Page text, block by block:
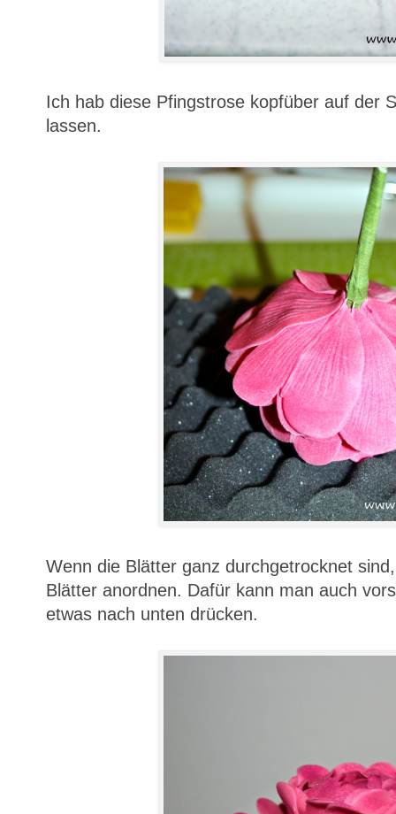
Ich hab diese Pfingstrose kopfüber auf der
lassen.
Wenn die Blätter ganz durchgetrocknet
Blätter anordnen. Dafür kann man auch
etwas nach unten drücken.